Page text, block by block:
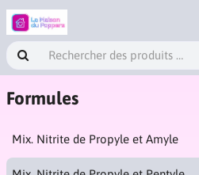
Formules
Mix. Nitrite de Propyle et Amyle